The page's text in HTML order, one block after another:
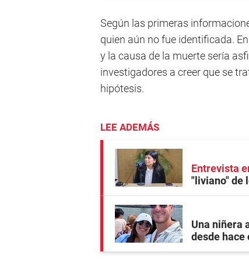
Según las primeras
quien aún no fue identificada.
y la causa de la muerte sería
investigadores a creer que se
hipótesis.
LEE ADEMÁS
Entrevista
"liviano" de
Una niñera
desde hace